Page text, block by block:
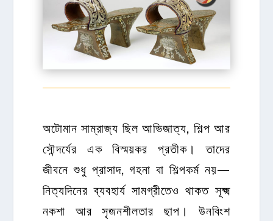
অটোমান সাম্রাজ্য ছিল আভিজাত্য, শিল্প আর
সৌন্দর্যের এক বিস্ময়কর প্রতীক। তাদের
জীবনে শুধু প্রাসাদ, গহনা বা শিল্পকর্ম নয়—
নিত্যদিনের ব্যবহার্য সামগ্রীতেও থাকত সূক্ষ্ম
নকশা আর সৃজনশীলতার ছাপ। উনবিংশ